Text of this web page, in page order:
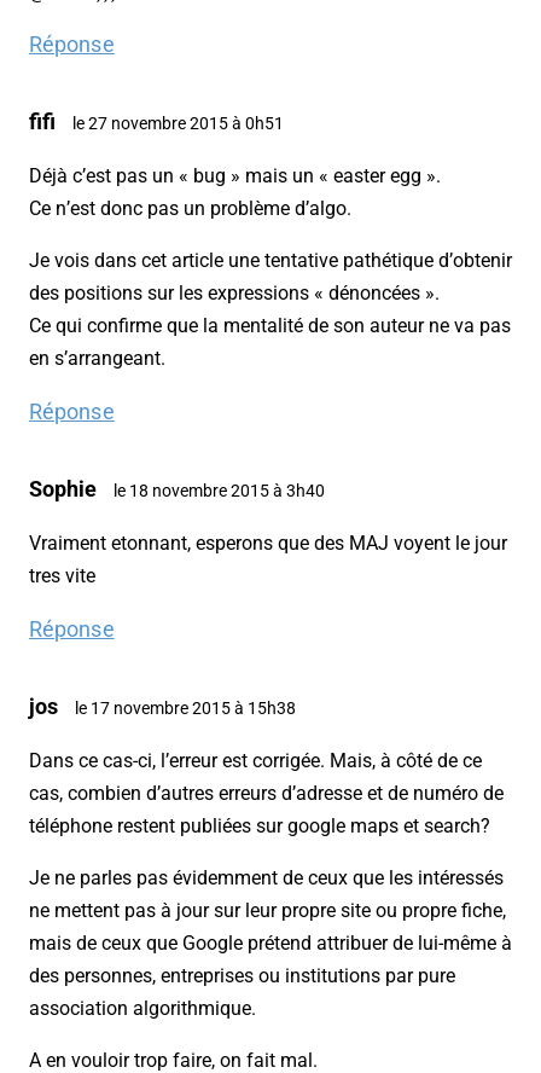
Réponse
fifi le 27 novembre 2015 à 0h51
Déjà c’est pas un « bug » mais un « easter egg ».
Ce n’est donc pas un problème d’algo.
Je vois dans cet article une tentative pathétique d’obtenir
des positions sur les expressions « dénoncées ».
Ce qui confirme que la mentalité de son auteur ne va pas
en s’arrangeant.
Réponse
Sophie le 18 novembre 2015 à 3h40
Vraiment etonnant, esperons que des MAJ voyent le jour
tres vite
Réponse
jos le 17 novembre 2015 à 15h38
Dans ce cas-ci, l’erreur est corrigée. Mais, à côté de ce
cas, combien d’autres erreurs d’adresse et de numéro de
téléphone restent publiées sur google maps et search?
Je ne parles pas évidemment de ceux que les intéressés
ne mettent pas à jour sur leur propre site ou propre fiche,
mais de ceux que Google prétend attribuer de lui-même à
des personnes, entreprises ou institutions par pure
association algorithmique.
A en vouloir trop faire, on fait mal.